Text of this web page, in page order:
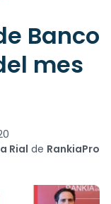
Banco
mes
Rial de RankiaPro